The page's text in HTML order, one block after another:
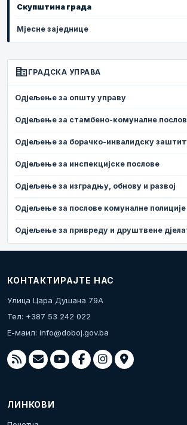
Скупштина града
Мјесне заједнице
corporate_fare ГРАДСКА УПРАВА
Одјељење за општу управу
Одјељење за стамбено-комуналне
Одјељење за борачко-инвалидску
Одјељење за инспекцијске послове
Одјељење за изградњу, обнову и развој
Одјељење за послове комуналне полиције
Одјељење за привреду и друштвене
КОНТАКТИРАЈТЕ НАС
Улица Цара Душана 79А
Тел: +387 53 242 022
Е-маил: info@doboj.gov.ba
ЛИНКОВИ